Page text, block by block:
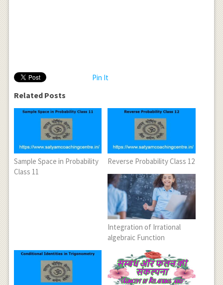
Pin It
Related Posts
Sample Space in Probability
Class 11
Reverse Probability Class 12
Integration of Irrational
algebraic Function